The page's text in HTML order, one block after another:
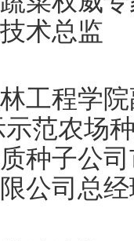
术总监
工程学
范农场
种子公
公司总